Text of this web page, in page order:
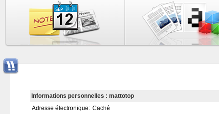
Informations personnelles : mattotop
Adresse électronique: Caché